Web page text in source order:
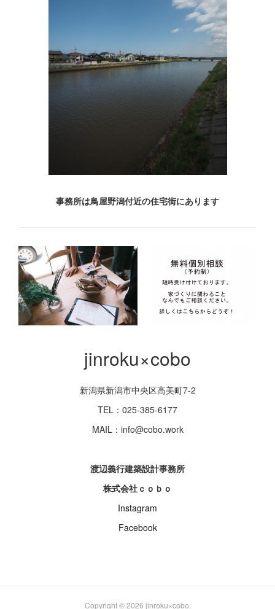
事務所は鳥屋野潟付近の住宅街にあります
jinroku×cobo
新潟県新潟市中央区高美町7-2
TEL：025-385-6177
MAIL：info@cobo.work
渡辺義行建築設計事務所
株式会社ｃｏｂｏ
Instagram
Facebook
Copyright ©2026 jinroku×cobo.